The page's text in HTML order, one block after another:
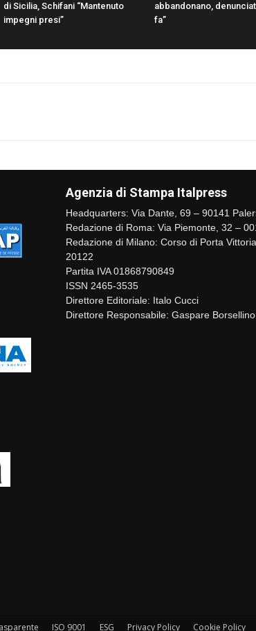
di Sicilia, Schifani “Mantenuto
impegni presi”
abbandonano,
fa”
Agenzia di Stampa Italpress
Headquarters: Via Dante, 69 – 90141
Redazione di Roma: Via Piemonte, 32 –
Redazione di Milano: Corso di Porta
20122
Partita IVA 01868790849
ISSN 2465-3535
Direttore Editoriale: Italo Cucci
Direttore Responsabile: Gaspare Borsellino
ISO 9001 ESG Privacy Policy Cookie Policy